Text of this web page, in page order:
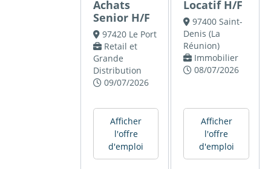
Achats
Senior H/F
97420 Le Port
Retail et
Grande
Distribution
09/07/2026
Afficher
l'offre
d'emploi
Locatif H/F
97400 Saint-
Denis (La
Réunion)
Immobilier
08/07/2026
Afficher
l'offre
d'emploi